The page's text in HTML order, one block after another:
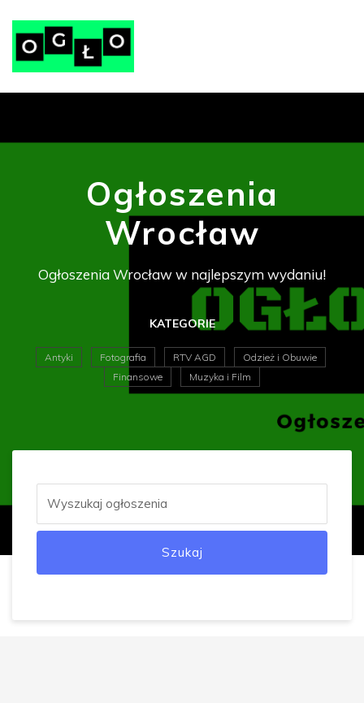
Ogłoszenia
Wrocław
Ogłoszenia Wrocław w najlepszym wydaniu!
KATEGORIE
Antyki Fotografia RTV AGD
Odzież i Obuwie
Finansowe
Muzyka i Film
Szukaj